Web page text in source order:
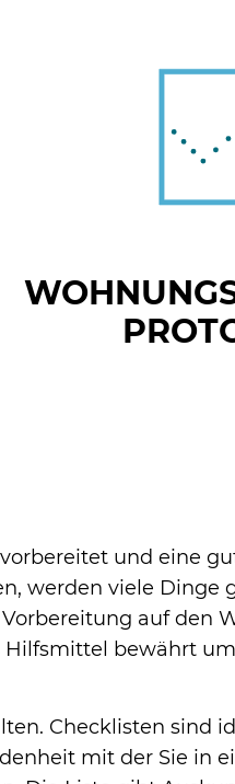
und eine
werden viele Dinge
auf den
Hilfsmittel bewährt
Checklisten sind
mit der Sie in